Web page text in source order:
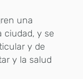
una
ciudad, y se
y de
y la salud